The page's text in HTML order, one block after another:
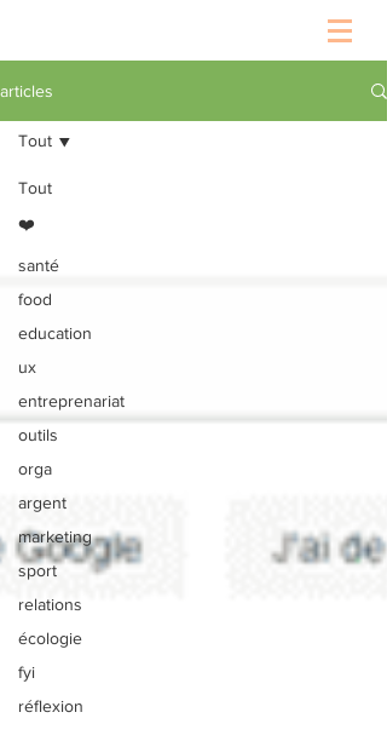
articles
Tout
❤️
santé
food
education
ux
entreprenariat
outils
orga
argent
marketing
sport
relations
écologie
fyi
réflexion
Tout